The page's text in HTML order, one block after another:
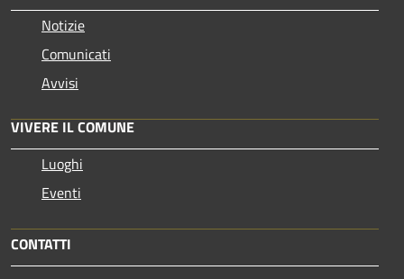
Notizie
Comunicati
Avvisi
VIVERE IL COMUNE
Luoghi
Eventi
CONTATTI